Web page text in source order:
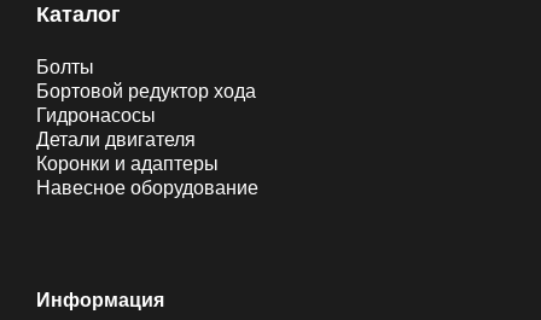
Каталог
Болты
Бортовой редуктор хода
Гидронасосы
Детали двигателя
Коронки и адаптеры
Навесное оборудование
Информация